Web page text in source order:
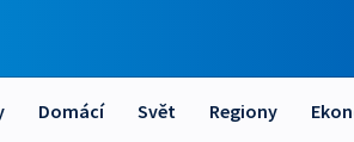
Domácí Svět Regiony